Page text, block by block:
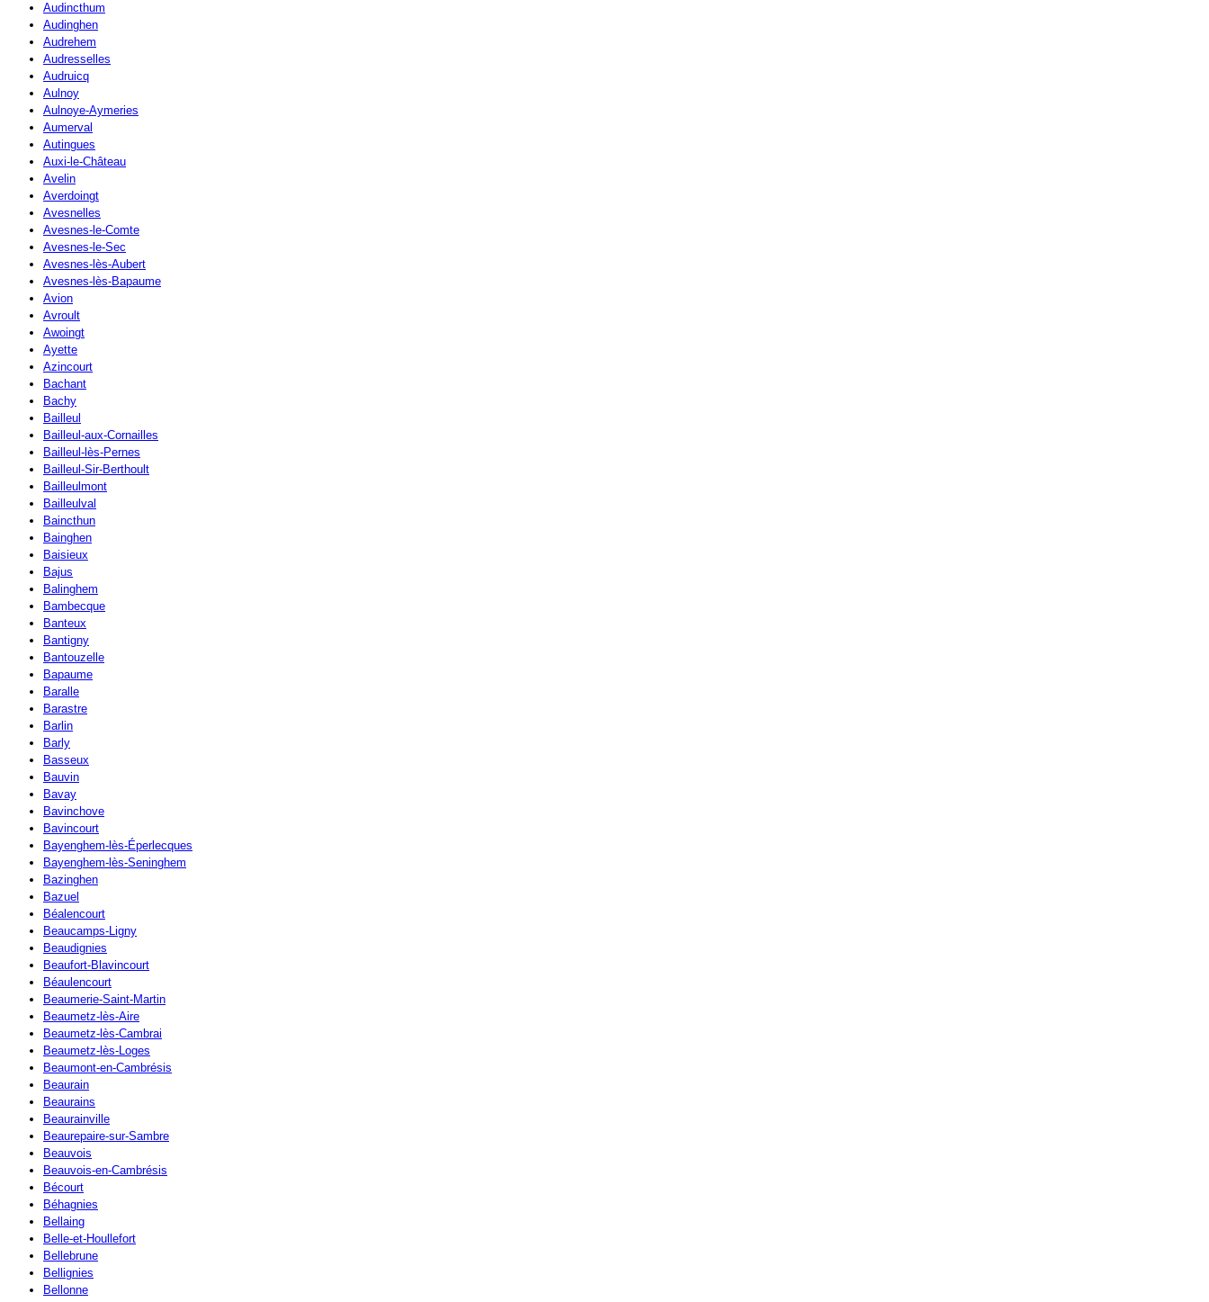
Audincthum
Audinghen
Audrehem
Audresselles
Audruicq
Aulnoy
Aulnoye-Aymeries
Aumerval
Autingues
Auxi-le-Château
Avelin
Averdoingt
Avesnelles
Avesnes-le-Comte
Avesnes-le-Sec
Avesnes-lès-Aubert
Avesnes-lès-Bapaume
Avion
Avroult
Awoingt
Ayette
Azincourt
Bachant
Bachy
Bailleul
Bailleul-aux-Cornailles
Bailleul-lès-Pernes
Bailleul-Sir-Berthoult
Bailleulmont
Bailleulval
Baincthun
Bainghen
Baisieux
Bajus
Balinghem
Bambecque
Banteux
Bantigny
Bantouzelle
Bapaume
Baralle
Barastre
Barlin
Barly
Basseux
Bauvin
Bavay
Bavinchove
Bavincourt
Bayenghem-lès-Éperlecques
Bayenghem-lès-Seninghem
Bazinghen
Bazuel
Béalencourt
Beaucamps-Ligny
Beaudignies
Beaufort-Blavincourt
Béaulencourt
Beaumerie-Saint-Martin
Beaumetz-lès-Aire
Beaumetz-lès-Cambrai
Beaumetz-lès-Loges
Beaumont-en-Cambrésis
Beaurain
Beaurains
Beaurainville
Beaurepaire-sur-Sambre
Beauvois
Beauvois-en-Cambrésis
Bécourt
Béhagnies
Bellaing
Belle-et-Houllefort
Bellebrune
Bellignies
Bellonne